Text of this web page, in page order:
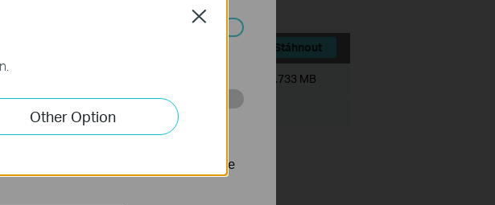
Stáhnout
8.733 MB
Vista/7
Other Option
Close
a nelze je ve vašich systémech
na našich webových stránkách za
webových stránek nastavit, aby se